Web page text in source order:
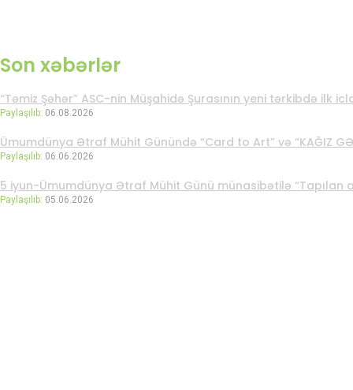
Son xəbərlər
“Təmiz Şəhər” ASC-nin Müşahidə Şurasının yeni tərkibdə ilk
Paylaşılıb: 06.08.2026
Ümumdünya Ətraf Mühit Günündə “Card to Art” və “KAĞIZ
Paylaşılıb: 06.06.2026
5 iyun-Ümumdünya Ətraf Mühit Günü münasibətilə
Paylaşılıb: 05.06.2026